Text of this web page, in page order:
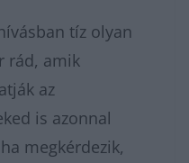
tíz olyan
rád, amik
az
is azonnal
megkérdezik,